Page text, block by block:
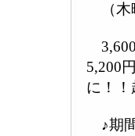
（木
5,200
に！
♪期